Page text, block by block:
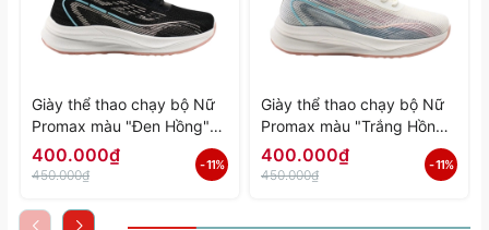
Giày thể thao chạy bộ Nữ
Promax màu "Đen Hồng"
PR-2206-06 - Hàng Chính
Hãng
400.000₫
450.000₫
- 11%
Giày thể thao chạy bộ Nữ
Promax màu "Trắng Hồng"
PR-2206-05 - Hàng Chính
Hãng
400.000₫
450.000₫
- 11%